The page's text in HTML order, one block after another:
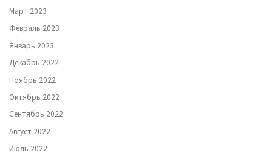
Март 2023
Февраль 2023
Январь 2023
Декабрь 2022
Ноябрь 2022
Октябрь 2022
Сентябрь 2022
Август 2022
Июль 2022